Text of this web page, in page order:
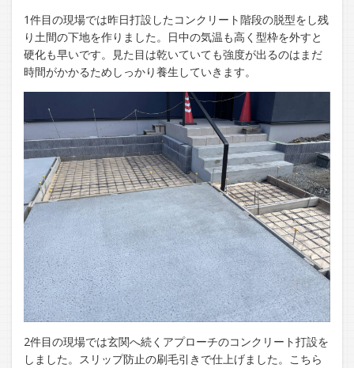
1件目の現場では昨日打設したコンクリート階段の脱型をし残
り土間の下地を作りました。日中の気温も高く型枠を外すと
硬化も早いです。見た目は乾いていても強度が出るのはまだ
時間がかかるためしっかり養生していきます。
2件目の現場では玄関へ続くアプローチのコンクリート打設を
しました。スリップ防止の刷毛引きで仕上げました。こちら